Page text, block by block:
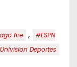
fire ,
#ESPN
Deportes